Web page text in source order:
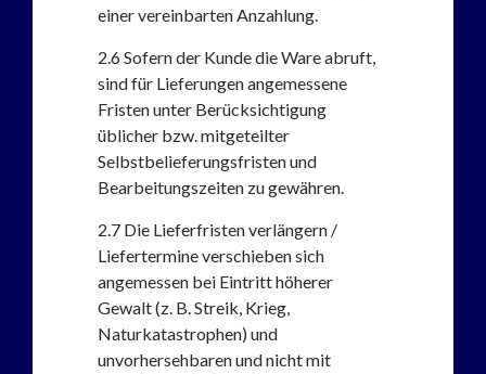
einer vereinbarten Anzahlung.
2.6Sofern der Kunde die Ware abruft,
sind für Lieferungen angemessene
Fristen unter Berücksichtigung
üblicher bzw. mitgeteilter
Selbstbelieferungsfristen und
Bearbeitungszeiten zu gewähren.
2.7 Die Lieferfristen verlängern /
Liefertermine verschieben sich
angemessen bei Eintritt höherer
Gewalt (z. B. Streik, Krieg,
Naturkatastrophen) und
unvorhersehbaren und nicht mit